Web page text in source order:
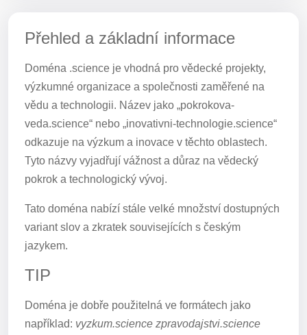
Přehled a základní informace
Doména .science je vhodná pro vědecké projekty,
výzkumné organizace a společnosti zaměřené na
vědu a technologii. Název jako „pokrokova-
veda.science“ nebo „inovativni-technologie.science“
odkazuje na výzkum a inovace v těchto oblastech.
Tyto názvy vyjadřují vážnost a důraz na vědecký
pokrok a technologický vývoj.
Tato doména nabízí stále velké množství dostupných
variant slov a zkratek souvisejících s českým
jazykem.
TIP
Doména je dobře použitelná ve formátech jako
například: vyzkum.science zpravodajstvi.science